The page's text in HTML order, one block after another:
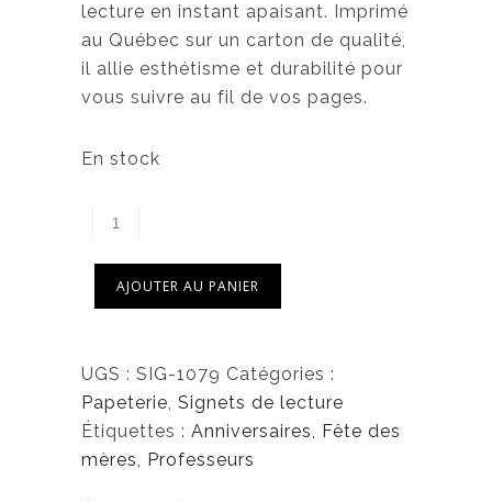
lecture en instant apaisant. Imprimé
au Québec sur un carton de qualité,
il allie esthétisme et durabilité pour
vous suivre au fil de vos pages.
En stock
AJOUTER AU PANIER
UGS : SIG-1079 Catégories :
Papeterie, Signets de lecture
Étiquettes : Anniversaires, Fête des
mères, Professeurs